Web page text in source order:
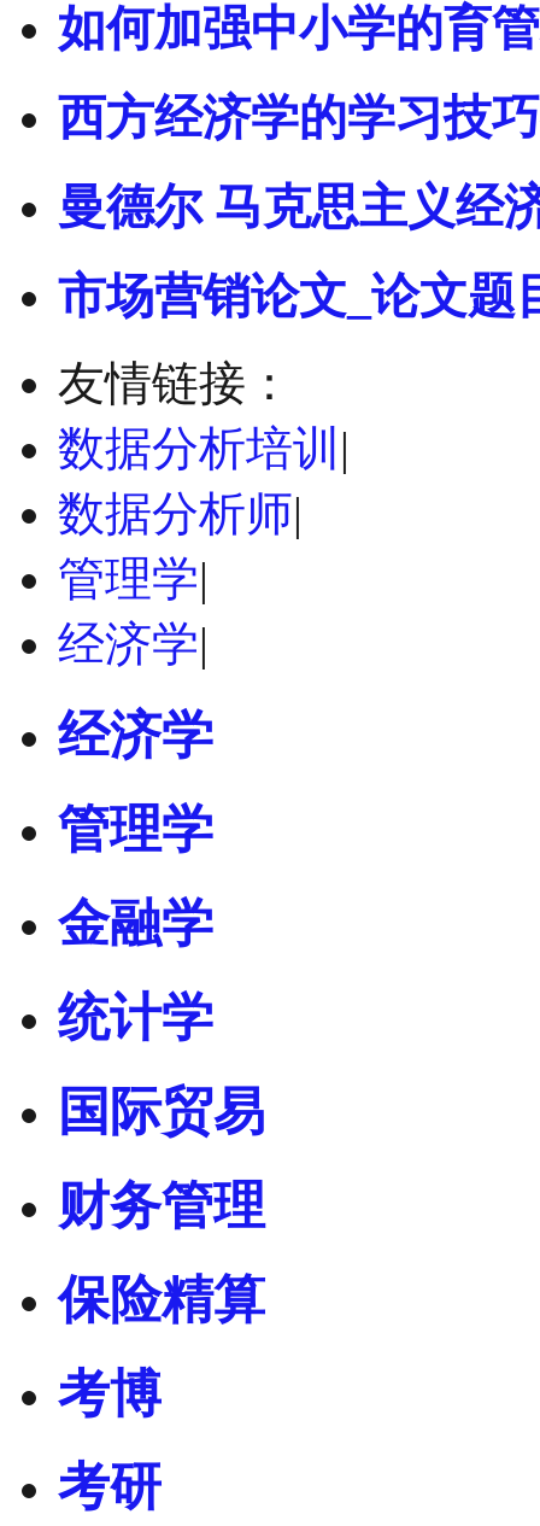
如何加强中小学的育
西方经济学的学习技
曼德尔 马克思主义经
市场营销论文_论文题
友情链接：
数据分析培训 |
数据分析师|
管理学|
经济学|
经济学
管理学
金融学
统计学
国际贸易
财务管理
保险精算
考博
考研